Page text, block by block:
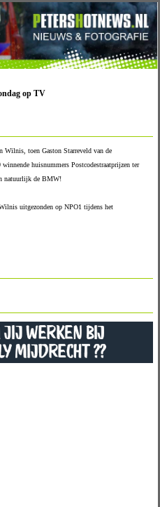
op TV
Wilnis, toen Gaston Starreveld van de
huisnummers Postcodestraatprijzen ter
natuurlijk de BMW!
uitgezonden op NPO1 tijdens het